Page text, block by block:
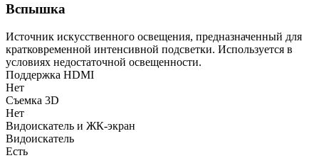
Вспышка
Источник искусственного освещения, предназначенный для
кратковременной интенсивной подсветки. Используется в
условиях недостаточной освещенности.
Поддержка HDMI
Нет
Съемка 3D
Нет
Видоискатель и ЖК-экран
Видоискатель
Есть